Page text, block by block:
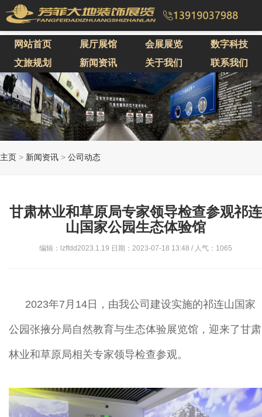
网站首页 展厅展馆 会展展览
数字科技
文旅规划
新闻资讯 关于我们 联系我们
主页 > 新闻资讯 > 公司动态
甘肃林业和草原局专家领导检查参观祁连
山国家公园生态体验馆
编辑：lzffdd2023.1.19 日期：2023-07-18 13:48 / 人气： 1065
2023年7月14日，由我公司建设实施的祁连山国家
公园张掖分局自然教育与生态体验展览馆，迎来了甘肃
林业和草原局相关专家领导检查参观。